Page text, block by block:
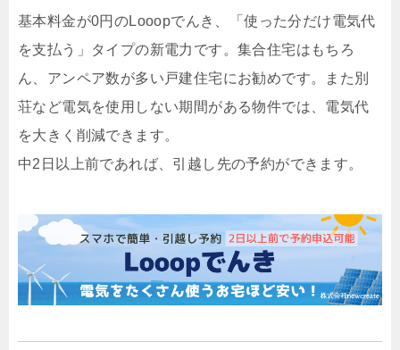
基本料金が0円のLooopでんき、「使った分だけ電気代
を支払う」タイプの新電力です。集合住宅はもちろ
ん、アンペア数が多い戸建住宅にお勧めです。また別
荘など電気を使用しない期間がある物件では、電気代
を大きく削減できます。
中2日以上前であれば、引越し先の予約ができます。